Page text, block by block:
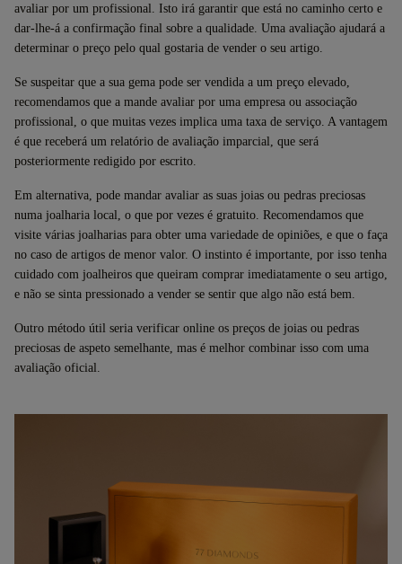
avaliar por um profissional. Isto irá garantir que está no caminho certo e
dar-lhe-á a confirmação final sobre a qualidade. Uma avaliação ajudará a
determinar o preço pelo qual gostaria de vender o seu artigo.
Se suspeitar que a sua gema pode ser vendida a um preço elevado,
recomendamos que a mande avaliar por uma empresa ou associação
profissional, o que muitas vezes implica uma taxa de serviço. A vantagem
é que receberá um relatório de avaliação imparcial, que será
posteriormente redigido por escrito.
Em alternativa, pode mandar avaliar as suas joias ou pedras preciosas
numa joalharia local, o que por vezes é gratuito. Recomendamos que
visite várias joalharias para obter uma variedade de opiniões, e que o faça
no caso de artigos de menor valor. O instinto é importante, por isso tenha
cuidado com joalheiros que queiram comprar imediatamente o seu artigo,
e não se sinta pressionado a vender se sentir que algo não está bem.
Outro método útil seria verificar online os preços de joias ou pedras
preciosas de aspeto semelhante, mas é melhor combinar isso com uma
avaliação oficial.